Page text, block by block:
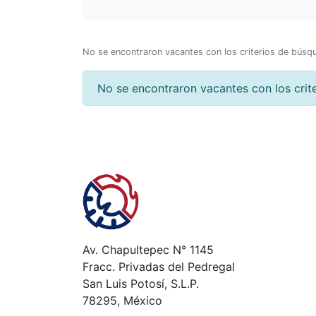
No se encontraron vacantes con los criterios de
No se encontraron vacantes con los
Av. Chapultepec N° 1145
Fracc. Privadas del Pedregal
San Luis Potosí, S.L.P.
78295, México